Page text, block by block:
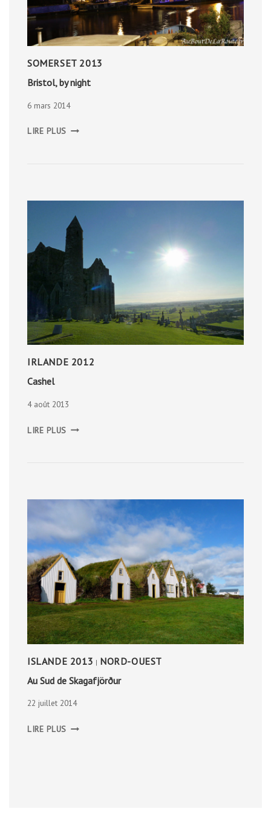
SOMERSET 2013
Bristol, by night
6 mars 2014
LIRE PLUS
IRLANDE 2012
Cashel
4 août 2013
LIRE PLUS
ISLANDE 2013 | NORD-OUEST
Au Sud de Skagafjörður
22 juillet 2014
LIRE PLUS SUD